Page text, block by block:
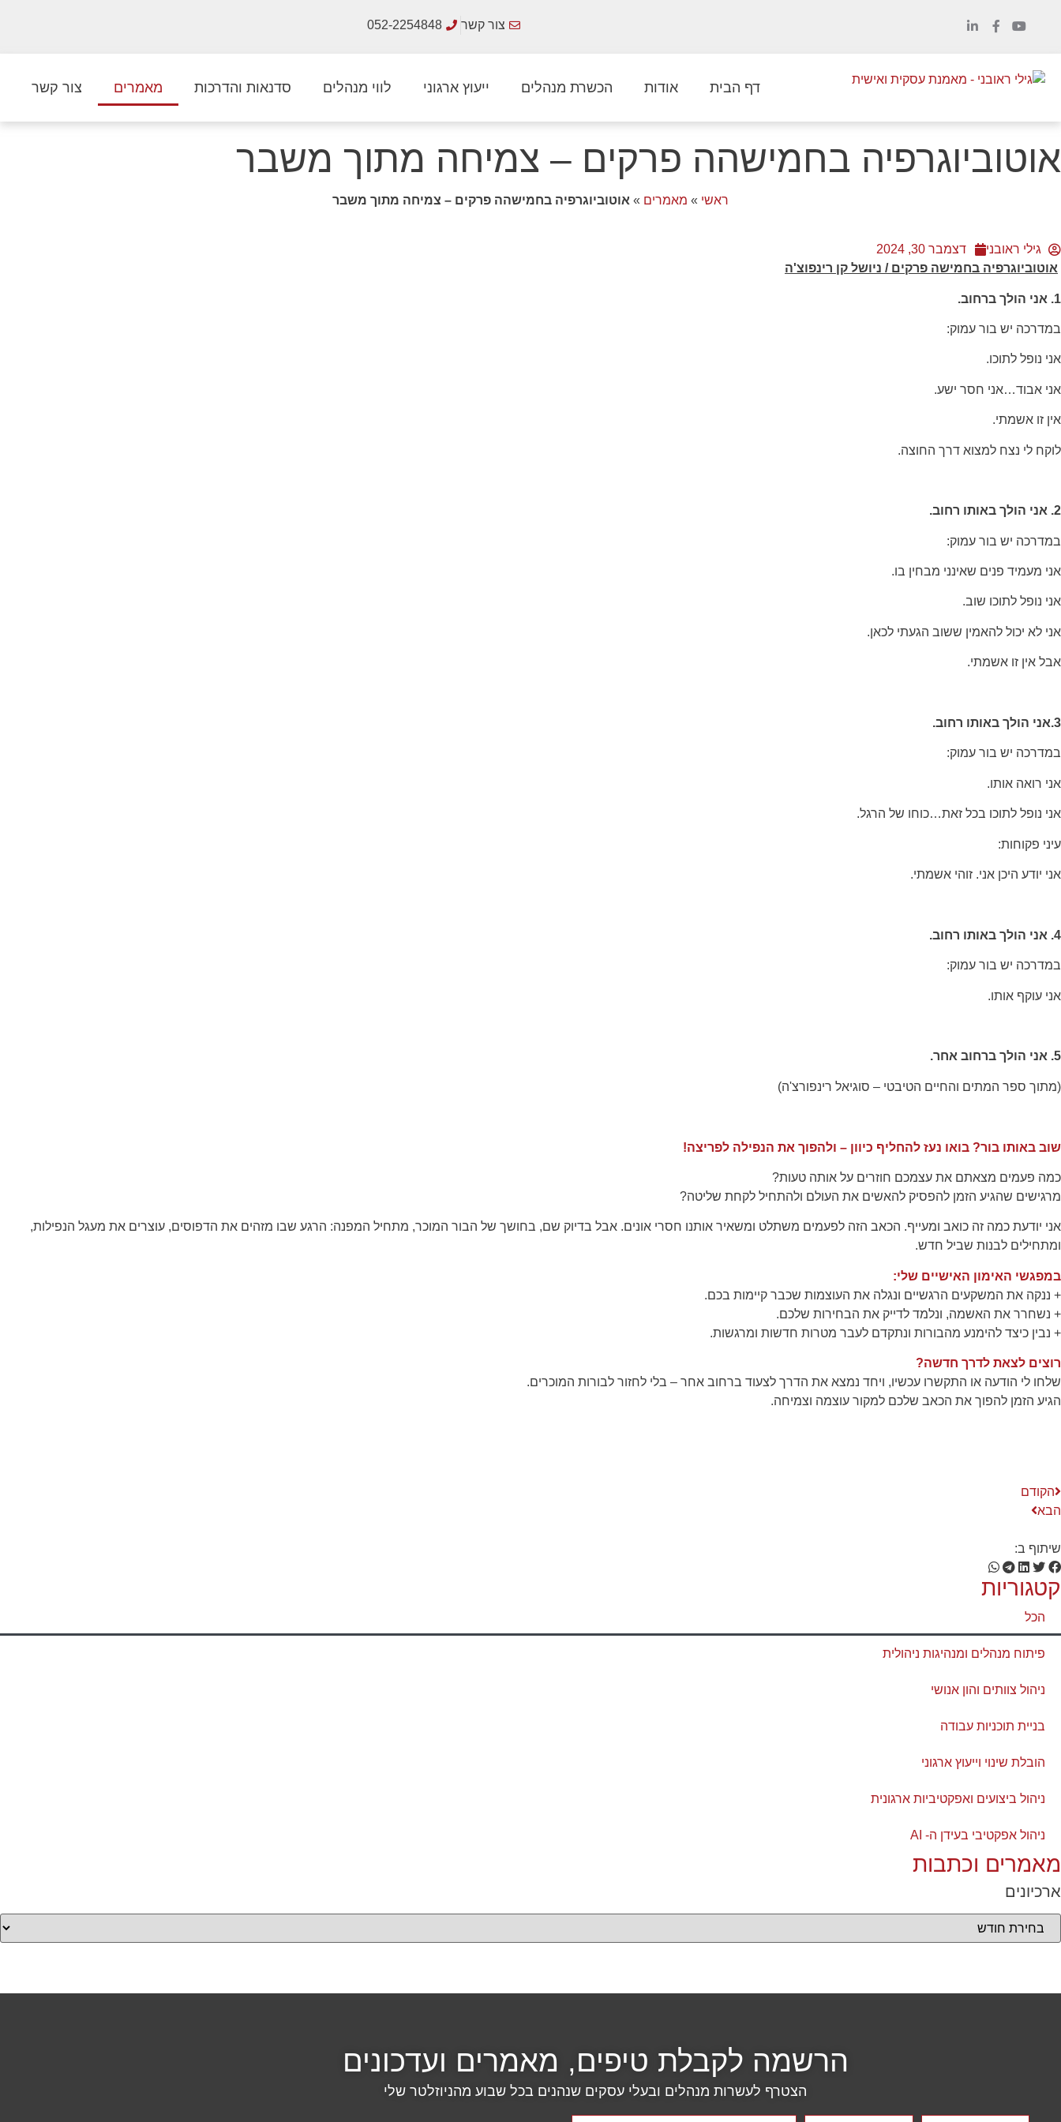
צור קשר
052-2254848
דף הבית אודות הכשרת מנהלים ייעוץ ארגוני לווי מנהלים סדנאות והדרכות מאמרים צור קשר
אוטוביוגרפיה בחמישהה פרקים – צמיחה מתוך משבר
ראשי » מאמרים » אוטוביוגרפיה בחמישהה פרקים – צמיחה מתוך משבר
גילי ראובני
דצמבר 30, 2024
אוטוביוגרפיה בחמישה פרקים / ניושל קן רינפוצ'ה
1. אני הולך ברחוב.
במדרכה יש בור עמוק:
אני נופל לתוכו.
אני אבוד…אני חסר ישע.
אין זו אשמתי.
לוקח לי נצח למצוא דרך החוצה.
2. אני הולך באותו רחוב.
במדרכה יש בור עמוק:
אני מעמיד פנים שאינני מבחין בו.
אני נופל לתוכו שוב.
אני לא יכול להאמין ששוב הגעתי לכאן.
אבל אין זו אשמתי.
3.אני הולך באותו רחוב.
במדרכה יש בור עמוק:
אני רואה אותו.
אני נופל לתוכו בכל זאת…כוחו של הרגל.
עיני פקוחות:
אני יודע היכן אני. זוהי אשמתי.
4. אני הולך באותו רחוב.
במדרכה יש בור עמוק:
אני עוקף אותו.
5. אני הולך ברחוב אחר.
(מתוך ספר המתים והחיים הטיבטי – סוגיאל רינפורצ'ה)
שוב באותו בור? בואו נעז להחליף כיוון – ולהפוך את הנפילה לפריצה!
כמה פעמים מצאתם את עצמכם חוזרים על אותה טעות?
מרגישים שהגיע הזמן להפסיק להאשים את העולם ולהתחיל לקחת שליטה?
אני יודעת כמה זה כואב ומעייף. הכאב הזה לפעמים משתלט ומשאיר אותנו חסרי אונים. אבל בדיוק שם, בחושך של הבור המוכר, מתחיל המפנה: הרגע שבו מזהים את הדפוסים, עוצרים את מעגל הנפילות,
ומתחילים לבנות שביל חדש.
במפגשי האימון האישיים שלי:
+ ננקה את המשקעים הרגשיים ונגלה את העוצמות שכבר קיימות בכם.
+ נשחרר את האשמה, ונלמד לדייק את הבחירות שלכם.
+ נבין כיצד להימנע מהבורות ונתקדם לעבר מטרות חדשות ומרגשות.
רוצים לצאת לדרך חדשה?
שלחו לי הודעה או התקשרו עכשיו, ויחד נמצא את הדרך לצעוד ברחוב אחר – בלי לחזור לבורות המוכרים.
הגיע הזמן להפוך את הכאב שלכם למקור עוצמה וצמיחה.
הקודם
הבא
שיתוף ב:
קטגוריות
הכל
פיתוח מנהלים ומנהיגות ניהולית
ניהול צוותים והון אנושי
בניית תוכניות עבודה
הובלת שינוי וייעוץ ארגוני
ניהול ביצועים ואפקטיביות ארגונית
ניהול אפקטיבי בעידן ה- AI
מאמרים וכתבות
ארכיונים
הרשמה לקבלת טיפים, מאמרים ועדכונים
הצטרף לעשרות מנהלים ובעלי עסקים שנהנים בכל שבוע מהניוזלטר שלי
קובצי
אינם
הם נדרשים
האתר.
תפקוד האתר
בהתבסס על
באתר.
משתמש
שלנו יעבוד
ביקורך. אם
תסרב/י
Cookie
מהפונקציות
שיווקי
העניין
שלך בעת
ביקורך
תגדל
ההזדמנות
לראות תוכן
מותאמות
אישית.